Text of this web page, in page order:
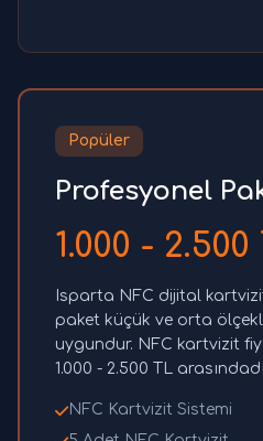
Popüler
Profesyonel
1.000 - 2.500
Isparta NFC dijital
paket küçük ve orta
uygundur. NFC kartvizit
1.000 - 2.500 TL
NFC Kartvizit Sistemi